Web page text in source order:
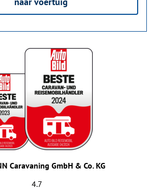
Caravaning GmbH & Co. KG
4.7